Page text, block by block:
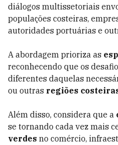
diálogos multissetoriais
populações costeiras,
autoridades portuárias e
A abordagem prioriza as
reconhecendo que os
diferentes daquelas
ou outras regiões
Além disso, considera que a
se tornando cada vez mais
verdes no comércio,